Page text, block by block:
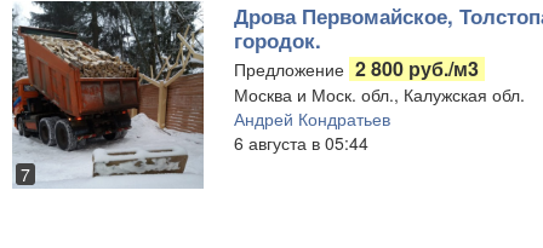
7
Дрова Первомайское,
городок.
Предложение 2 800 руб./м3
Москва и Моск. обл., Калужская обл.
Андрей Кондратьев
6 августа в 05:44